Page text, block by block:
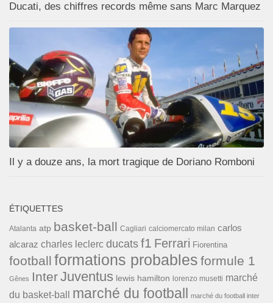
Ducati, des chiffres records même sans Marc Marquez
Il y a douze ans, la mort tragique de Doriano Romboni
ÉTIQUETTES
Atalanta atp basket-ball Cagliari calciomercato milan carlos
alcaraz charles leclerc ducats f1 Ferrari Fiorentina
football formations probables formule 1
Gênes InterJuventus lewis hamilton lorenzo musetti marché
du basket-ball
marché du football marché du football inter